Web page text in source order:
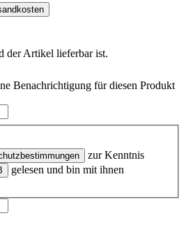
der Artikel lieferbar ist.
Benachrichtigung für diesen Produkt
zur Kenntnis
gelesen und bin mit ihnen